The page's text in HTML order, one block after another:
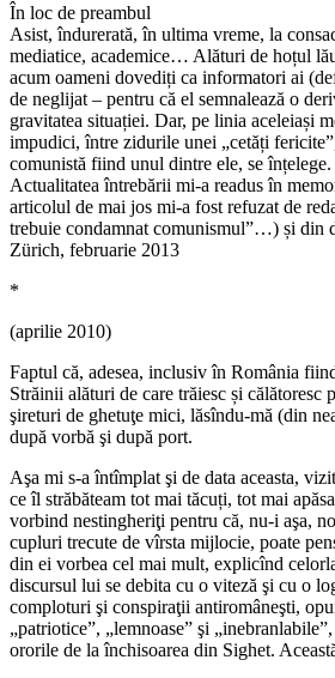
În loc de preambul
Asist, îndurerată, în ultima vreme, la
mediatice, academice… Alături de hoțul
acum oameni dovediți ca informatori ai
de neglijat – pentru că el semnalează o
gravitatea situației. Dar, pe linia aceleiași
impudici, între zidurile unei „cetăți
comunistă fiind unul dintre ele, se
Actualitatea întrebării mi-a readus în
articolul de mai jos mi-a fost refuzat de
trebuie condamnat comunismul”…) și din
Zürich, februarie 2013
*
(aprilie 2010)
Faptul că, adesea, inclusiv în România
Străinii alături de care trăiesc și
şireturi de ghetuţe mici, lăsîndu-mă (din
după vorbă şi după port.
Aşa mi s-a întîmplat şi de data aceasta,
ce îl străbăteam tot mai tăcuți, tot mai
vorbind nestingheriţi pentru că, nu-i aşa,
cupluri trecute de vîrsta mijlocie, poate
din ei vorbea cel mai mult, explicînd
discursul lui se debita cu o viteză şi cu o
comploturi şi conspiraţii antiromâneşti,
„patriotice”, „lemnoase” şi
ororile de la închisoarea din Sighet.